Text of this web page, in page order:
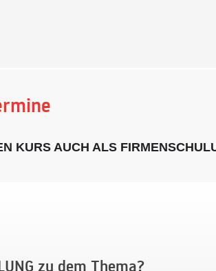
KURS AUCH ALS
zu dem Thema?